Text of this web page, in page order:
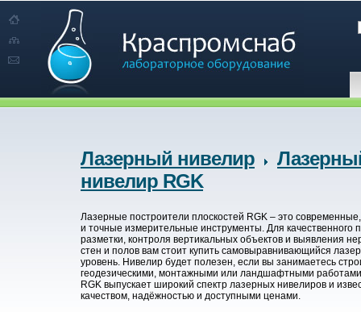
Лазерный нивелир
нивелир RGK
Лазерные построители плоскостей RGK – это
и точные измерительные инструменты. Для качественного
разметки, контроля вертикальных объектов и выявления
стен и полов вам стоит купить самовыравнивающийся
уровень. Нивелир будет полезен, если вы занимаетесь
геодезическими, монтажными или ландшафтными
RGK выпускает широкий спектр лазерных нивелиров и
качеством, надёжностью и доступными ценами.